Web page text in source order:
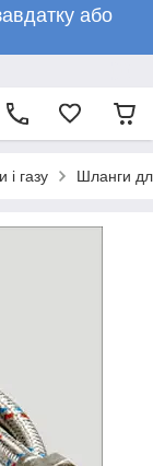
або
газу Шланги